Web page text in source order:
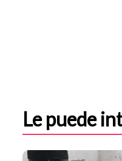
Le puede